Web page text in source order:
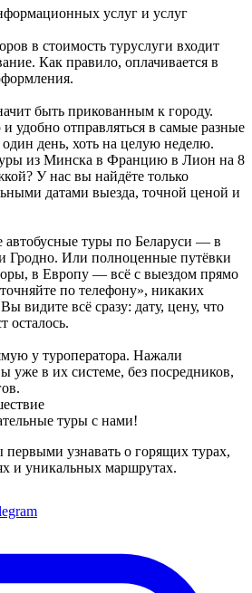
услуг и услуг
в стоимость туруслуги входит
Как правило, оплачивается в
быть прикованным к городу.
удобно отправляться в самые разные
день, хоть на целую неделю.
из Минска в Францию в Лион на 8
У нас вы найдёте только
датами выезда, точной ценой и
туры по Беларуси — в
Гродно. Или полноценные путёвки
в Европу — всё с выездом прямо
по телефону», никаких
видите всё сразу: дату, цену, что
осталось.
у туроператора. Нажали
уже в их системе, без посредников,
туры с нами!
узнавать о горящих турах,
и уникальных маршрутах.